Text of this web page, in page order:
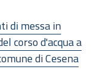
di messa in
corso d'acqua a
di Cesena